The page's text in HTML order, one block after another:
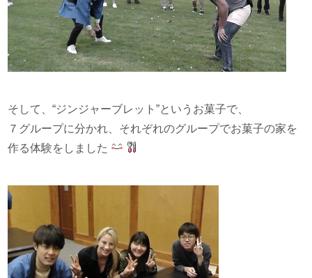
そして、“ジンジャーブレット”というお菓子で、
７グループに分かれ、それぞれのグループでお菓子の家を
作る体験をしました